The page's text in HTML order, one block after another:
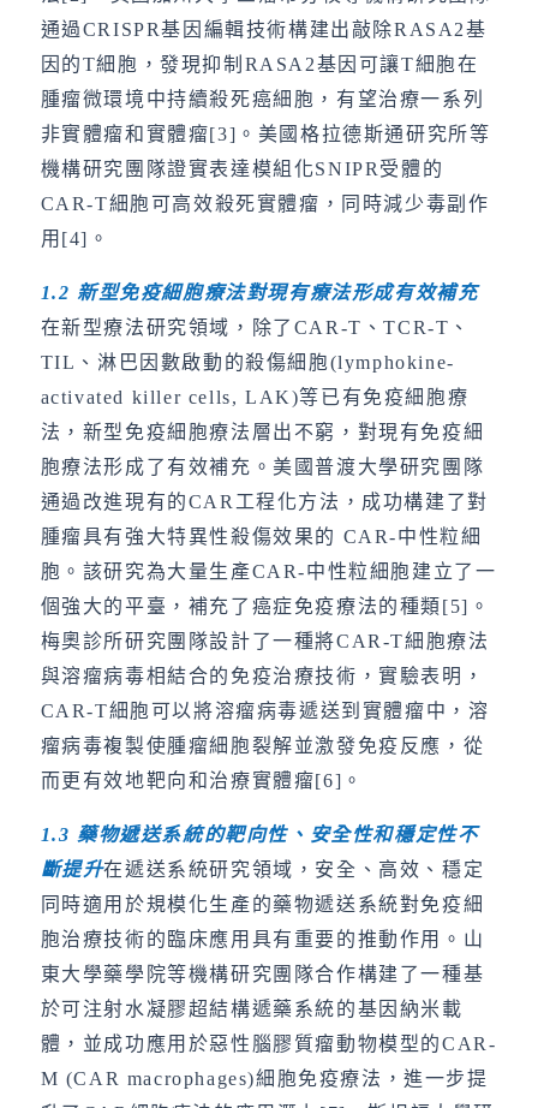
通過CRISPR基因編輯技術構建出敲除RASA2基
因的T細胞，發現抑制RASA2基因可讓T細胞在
腫瘤微環境中持續殺死癌細胞，有望治療一系列
非實體瘤和實體瘤[3]。美國格拉德斯通研究所等
機構研究團隊證實表達模組化SNIPR受體的
CAR-T細胞可高效殺死實體瘤，同時減少毒副作
用[4]。
1.2 新型免疫細胞療法對現有療法形成有效補充
在新型療法研究領域，除了CAR-T、TCR-T、
TIL、淋巴因數啟動的殺傷細胞(lymphokine-
activated killer cells, LAK)等已有免疫細胞療
法，新型免疫細胞療法層出不窮，對現有免疫細
胞療法形成了有效補充。美國普渡大學研究團隊
通過改進現有的CAR工程化方法，成功構建了對
腫瘤具有強大特異性殺傷效果的 CAR-中性粒細
胞。該研究為大量生產CAR-中性粒細胞建立了一
個強大的平臺，補充了癌症免疫療法的種類[5]。
梅奧診所研究團隊設計了一種將CAR-T細胞療法
與溶瘤病毒相結合的免疫治療技術，實驗表明，
CAR-T細胞可以將溶瘤病毒遞送到實體瘤中，溶
瘤病毒複製使腫瘤細胞裂解並激發免疫反應，從
而更有效地靶向和治療實體瘤[6]。
1.3 藥物遞送系統的靶向性、安全性和穩定性不
斷提升在遞送系統研究領域，安全、高效、穩定
同時適用於規模化生產的藥物遞送系統對免疫細
胞治療技術的臨床應用具有重要的推動作用。山
東大學藥學院等機構研究團隊合作構建了一種基
於可注射水凝膠超結構遞藥系統的基因納米載
體，並成功應用於惡性腦膠質瘤動物模型的CAR-
M (CAR macrophages)細胞免疫療法，進一步提